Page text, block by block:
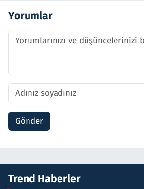
Yorumlar
Gönder
Trend Haberler